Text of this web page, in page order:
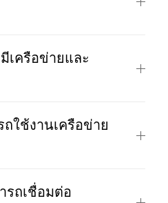
เครือข่ายและ
ใช้งานเครือข่าย
รถเชื่อมต่อ